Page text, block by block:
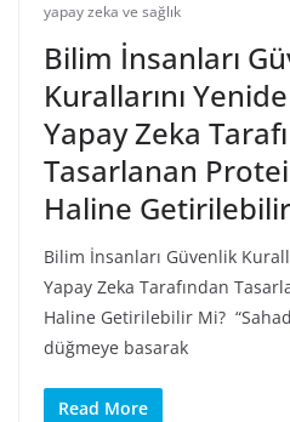
yapay zeka ve sağlık
Bilim İnsanları
Kurallarını
Yapay Zeka
Tasarlanan
Haline
Bilim İnsanları Güvenlik
Yapay Zeka Tarafından
Haline Getirilebilir Mi?
düğmeye basarak
Read More